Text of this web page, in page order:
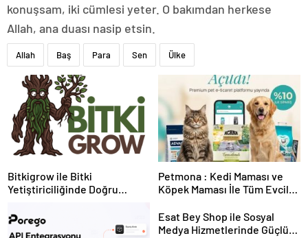
konuşsam, iki cümlesi yeter. O bakımdan herkese
Allah, ana duası nasip etsin.
Allah Baş Para Sen Ülke
Bitkigrow ile Bitki
Yetiştiriciliğinde Doğru
Petmona : Kedi Maması ve
Köpek Maması İle Tüm Evcil
Esat Bey Shop ile Sosyal
Medya Hizmetlerinde Güçlü